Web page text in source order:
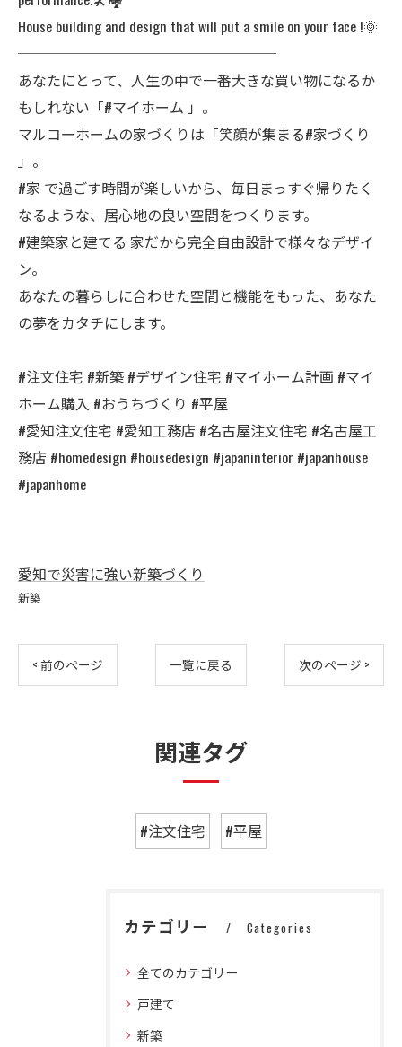
House building and design that will put a smile on your face !🌞
──────────────────
あなたにとって、人生の中で一番大きな買い物になるか
もしれない「#マイホーム 」。
マルコーホームの家づくりは「笑顔が集まる#家づくり
」。
#家 で過ごす時間が楽しいから、毎日まっすぐ帰りたく
なるような、居心地の良い空間をつくります。
#建築家と建てる 家だから完全自由設計で様々なデザイ
ン。
あなたの暮らしに合わせた空間と機能をもった、あなた
の夢をカタチにします。
#注文住宅 #新築 #デザイン住宅 #マイホーム計画 #マイ
ホーム購入 #おうちづくり #平屋
#愛知注文住宅 #愛知工務店 #名古屋注文住宅 #名古屋工
務店 #homedesign #housedesign #japaninterior #japanhouse
#japanhome
愛知で災害に強い新築づくり
新築
< 前のページ 一覧に戻る 次のページ >
関連タグ
#注文住宅 #平屋
カテゴリー Categories
全てのカテゴリー
戸建て
新築